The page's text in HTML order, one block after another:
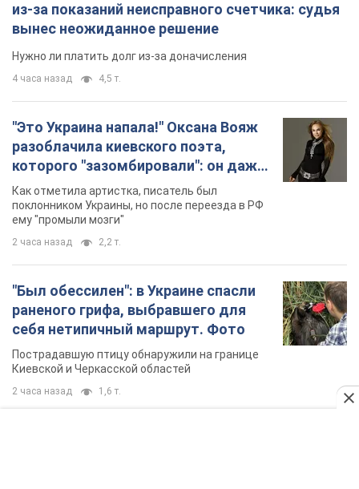
из-за показаний неисправного счетчика: судья
вынес неожиданное решение
Нужно ли платить долг из-за доначисления
4 часа назад 4,5 т.
"Это Украина напала!" Оксана Вояж
разоблачила киевского поэта,
которого "зазомбировали": он даже
русского не знал, а теперь хочет
геноцида украинцев
Как отметила артистка, писатель был
поклонником Украины, но после переезда в РФ
ему "промыли мозги"
2 часа назад 2,2 т.
"Был обессилен": в Украине спасли
раненого грифа, выбравшего для
себя нетипичный маршрут. Фото
Пострадавшую птицу обнаружили на границе
Киевской и Черкасской областей
2 часа назад 1,6 т.